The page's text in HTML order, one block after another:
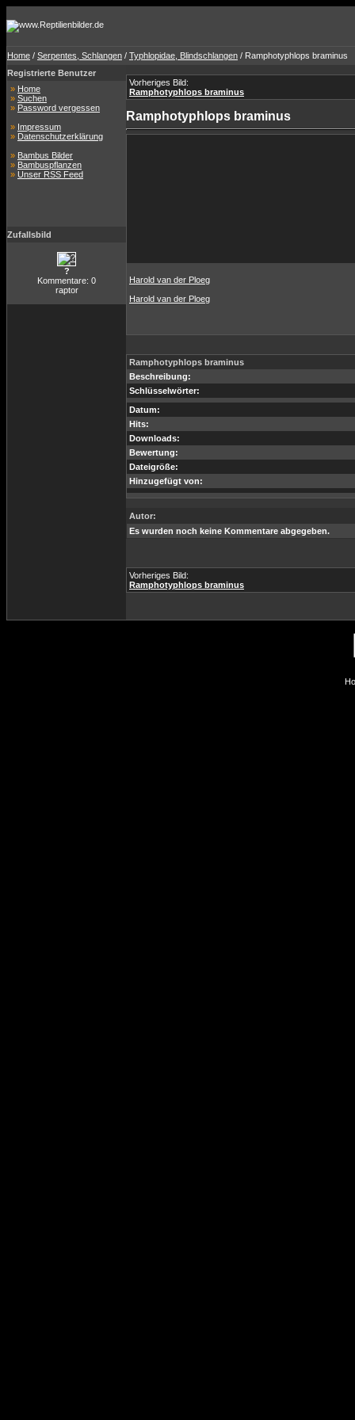
Home / Serpentes, Schlangen / Typhlopidae, Blindschlangen / Ramphotyphlops braminus
Registrierte Benutzer
» Home
» Suchen
» Password vergessen
» Impressum
» Datenschutzerklärung
» Bambus Bilder
» Bambuspflanzen
» Unser RSS Feed
Zufallsbild
?
Kommentare: 0
raptor
Vorheriges Bild:
Ramphotyphlops braminus
Ramphotyphlops braminus
Harold van der Ploeg
Harold van der Ploeg
Ramphotyphlops braminus
Beschreibung:
Schlüsselwörter:
Datum:
Hits:
Downloads:
Bewertung:
Dateigröße:
Hinzugefügt von:
Autor:
Es wurden noch keine Kommentare abgegeben.
Vorheriges Bild:
Ramphotyphlops braminus